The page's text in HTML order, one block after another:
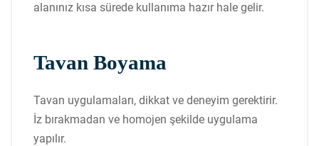
alanınız kısa sürede kullanıma hazır hale gelir.
Tavan Boyama
Tavan uygulamaları, dikkat ve deneyim gerektirir.
İz bırakmadan ve homojen şekilde uygulama
yapılır.